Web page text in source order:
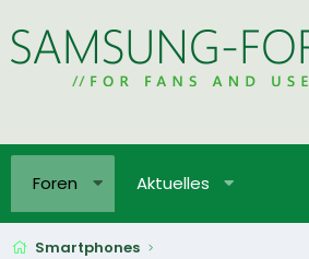
Foren Aktuelles
Smartphones